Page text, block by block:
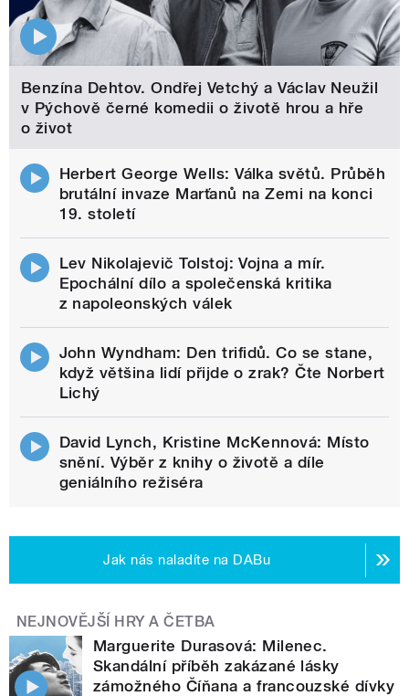
Benzína Dehtov. Ondřej Vetchý a Václav Neužil
v Pýchově černé komedii o životě hrou a hře
o život
Herbert George Wells: Válka světů. Průběh
brutální invaze Marťanů na Zemi na konci
19. století
Lev Nikolajevič Tolstoj: Vojna a mír.
Epochální dílo a společenská kritika
z napoleonských válek
John Wyndham: Den trifidů. Co se stane,
když většina lidí přijde o zrak? Čte Norbert
Lichý
David Lynch, Kristine McKennová: Místo
snění. Výběr z knihy o životě a díle
geniálního režiséra
Jak nás naladíte na DABu
NEJNOVĚJŠÍ HRY A ČETBA
Marguerite Durasová: Milenec.
Skandální příběh zakázané lásky
zámožného Číňana a francouzské dívky